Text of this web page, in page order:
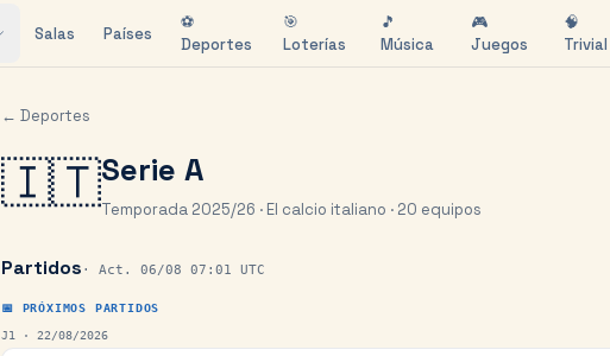
Salas Países
⚽
Deportes
🎯
Loterías
🎵
Música
🎮
Juegos
🧠
Trivial
← Deportes
🇮🇹Serie A
Temporada 2025/26 · El calcio italiano · 20 equipos
Partidos · Act. 06/08 07:01 UTC
📅 PRÓXIMOS PARTIDOS
J1 · 22/08/2026